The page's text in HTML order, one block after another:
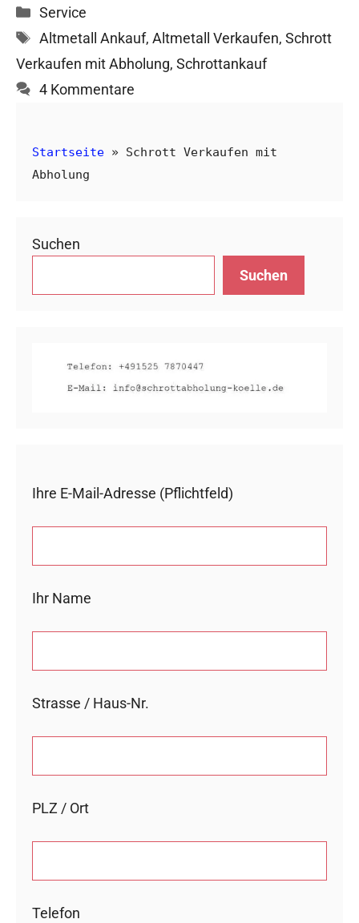
Kategorien
Service
Schlagwörter
Altmetall Ankauf, Altmetall Verkaufen, Schrott
Verkaufen mit Abholung, Schrottankauf
4 Kommentare
Startseite » Schrott Verkaufen mit
Abholung
Suchen
Suchen
Ihre E-Mail-Adresse (Pflichtfeld)
Ihr Name
Strasse / Haus-Nr.
PLZ / Ort
Telefon